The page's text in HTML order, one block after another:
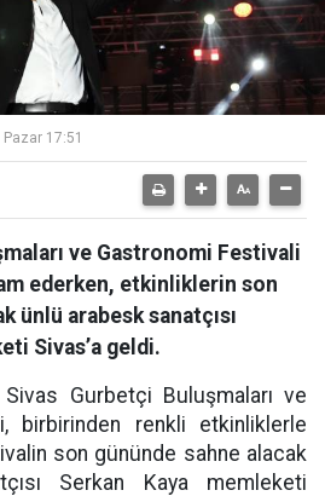
17:51
ve Gastronomi Festivali
ederken, etkinliklerin son
ünlü arabesk sanatçısı
Sivas’a geldi.
Sivas Gurbetçi Buluşmaları ve
birbirinden renkli etkinliklerle
son gününde sahne alacak
Serkan Kaya memleketi